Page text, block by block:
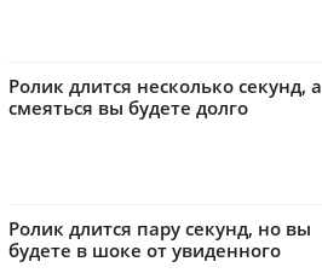
Ролик длится несколько секунд, а
смеяться вы будете долго
Ролик длится пару секунд, но вы
будете в шоке от увиденного